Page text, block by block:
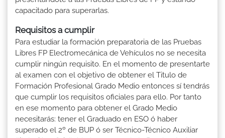
capacitado para superarlas.
Requisitos a cumplir
Para estudiar la formación preparatoria de las Pruebas
Libres FP Electromecánica de Vehículos no se necesita
cumplir ningún requisito. En el momento de presentarte
al examen con el objetivo de obtener el Titulo de
Formación Profesional Grado Medio entonces sí tendrás
que cumplir los requisitos oficiales para ello. Por tanto
en ese momento para obtener el Grado Medio
necesitarás: tener el Graduado en ESO ó haber
superado el 2º de BUP ó ser Técnico-Técnico Auxiliar